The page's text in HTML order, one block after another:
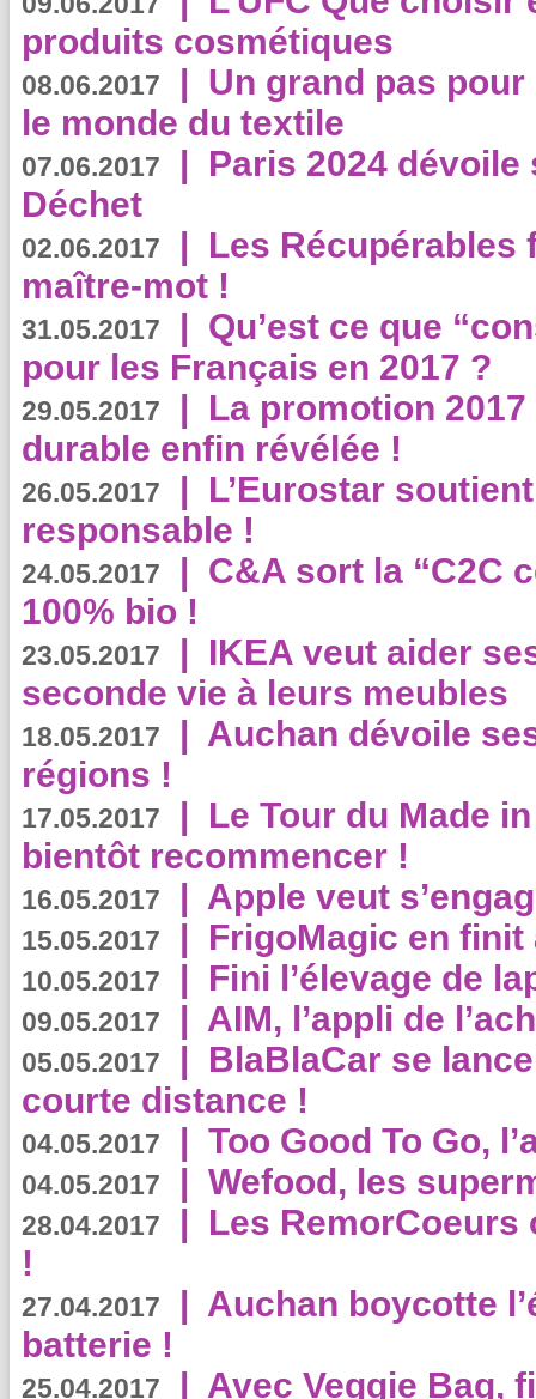
produits cosmétiques
08.06.2017 | Un grand pas
le monde du textile
07.06.2017 | Paris 2024
Déchet
02.06.2017 | Les Récupérables
maître-mot !
31.05.2017 | Qu’est ce que
pour les Français en 2017 ?
29.05.2017 | La promotion
durable enfin révélée !
26.05.2017 | L’Eurostar
responsable !
24.05.2017 | C&A sort la “C2C
100% bio !
23.05.2017 | IKEA veut aider
seconde vie à leurs meubles
18.05.2017 | Auchan dévoile
régions !
17.05.2017 | Le Tour du Made
bientôt recommencer !
16.05.2017 | Apple veut
15.05.2017 | FrigoMagic en
10.05.2017 | Fini l’élevage de
09.05.2017 | AIM, l’appli de
05.05.2017 | BlaBlaCar se
courte distance !
04.05.2017 | Too Good To Go,
04.05.2017 | Wefood, les
28.04.2017 | Les RemorCoeurs
!
27.04.2017 | Auchan boycotte
batterie !
25.04.2017 | Avec Veggie Bag,